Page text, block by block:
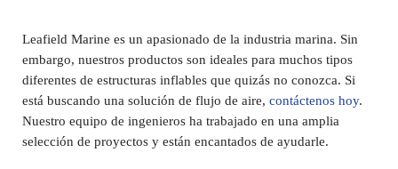
Leafield Marine es un apasionado de la industria marina. Sin
embargo, nuestros productos son ideales para muchos tipos
diferentes de estructuras inflables que quizás no conozca. Si
está buscando una solución de flujo de aire, contáctenos hoy.
Nuestro equipo de ingenieros ha trabajado en una amplia
selección de proyectos y están encantados de ayudarle.